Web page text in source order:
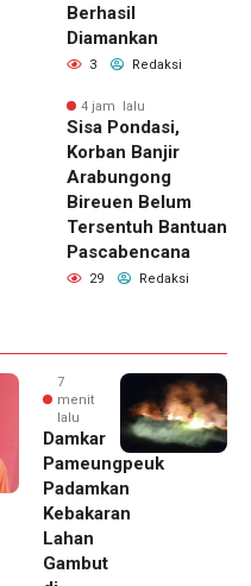
Berhasil
Diamankan
3 Redaksi
4 jam lalu
Sisa Pondasi,
Korban Banjir
Arabungong
Bireuen Belum
Tersentuh Bantuan
Pascabencana
29 Redaksi
7
menit
lalu
Damkar
Pameungpeuk
Padamkan
Kebakaran
Lahan
Gambut